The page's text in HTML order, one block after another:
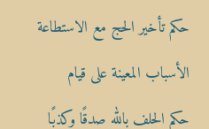
حكم تأخير الحج مع الاستطاعة
الأسباب المعينة على قيام
حكم الحلف بالله صدقًا وكذبًا